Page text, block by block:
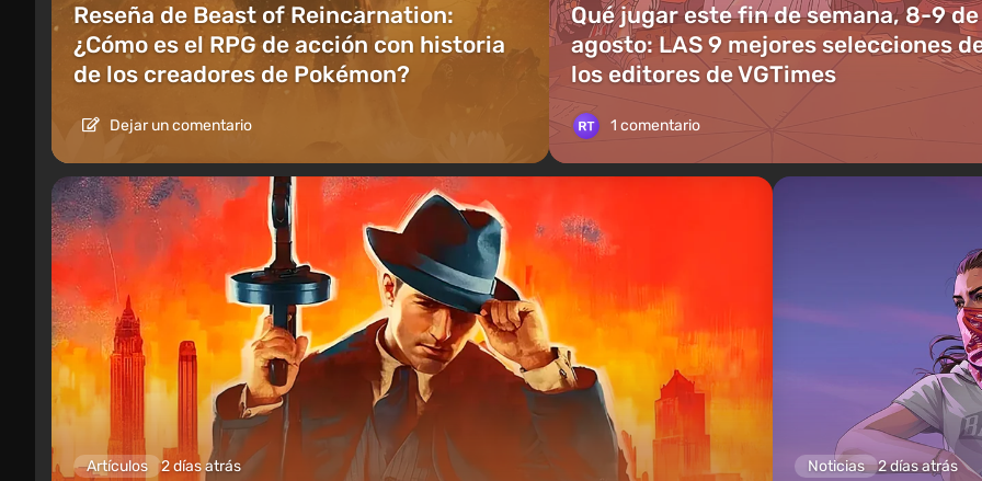
Reseña de Beast of Reincarnation:
¿Cómo es el RPG de acción con historia
de los creadores de Pokémon?
Dejar un comentario
Qué jugar este fin de semana, 8-9 de
agosto: LAS 9 mejores selecciones
los editores de VGTimes
1 comentario
Artículos 2 días atrás Noticias 2 días atrás